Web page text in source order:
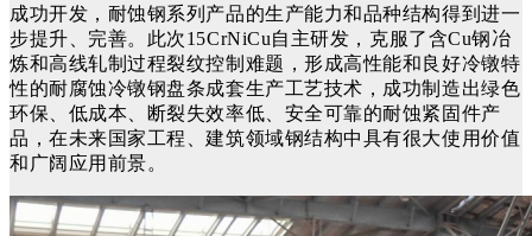
成功开发，耐蚀钢系列产品的生产能力和品种结构得到进一
步提升、完善。 此次15CrNiCu自主研发，克服了含Cu钢冶
炼和高线轧制过程裂纹控制难题，形成高性能和良好冷镦特
性的耐腐蚀冷镦钢盘条成套生产工艺技术，成功制造出绿色
环保、低成本、断裂失效率低、安全可靠的耐蚀紧固件产
品，在未来国家工程、建筑领域钢结构中具有很大使用价值
和广阔应用前景。